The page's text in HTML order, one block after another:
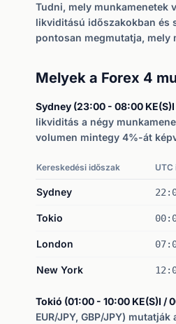
Tudni, mely munkamenetek
likviditású időszakokban és
pontosan megmutatja, mely
Melyek a Forex 4
Sydney (23:00 - 08:00
likviditás a négy
volumen mintegy 4%-át
Kereskedési időszak UTC
Sydney
Tokio
London
New York
Tokió (01:00 - 10:00 KE(S)I /
EUR/JPY, GBP/JPY)